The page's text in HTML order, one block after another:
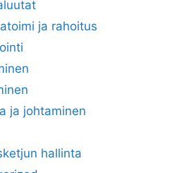
ja rahoitus
ja johtaminen
hallinta